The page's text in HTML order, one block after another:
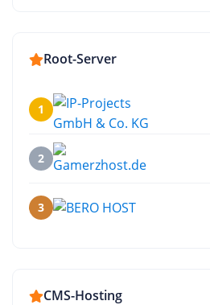
Root-Server
1
2
3
CMS-Hosting